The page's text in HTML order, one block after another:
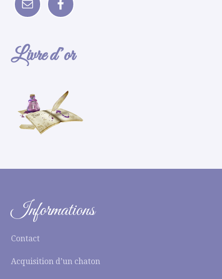
Livre d’or
Informations
Contact
Acquisition d’un chaton